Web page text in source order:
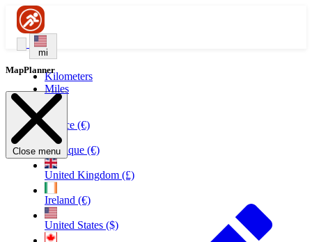
mi
Kilometers
Miles
France (€)
Belgique (€)
United Kingdom (£)
Ireland (€)
United States ($)
MapPlanner
Close menu